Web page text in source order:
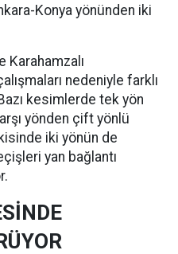
Konya yönünden iki
Karahamzalı
nedeniyle farklı
kesimlerde tek yön
yönden çift yönlü
iki yönün de
yan bağlantı